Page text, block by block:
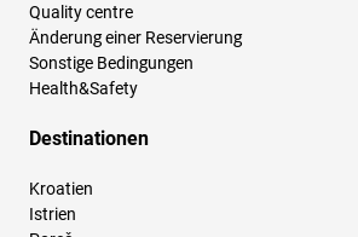
Quality centre
Änderung einer Reservierung
Sonstige Bedingungen
Health&Safety
Destinationen
Kroatien
Istrien